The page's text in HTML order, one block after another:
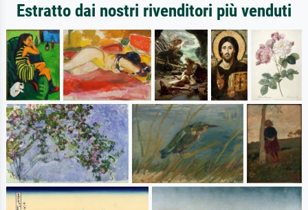
Estratto dai nostri rivenditori più venduti